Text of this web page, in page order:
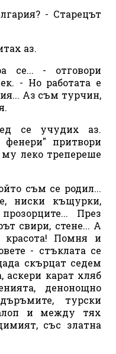
- Старецът
аз.
се... - отговори
- Но работата е
Аз съм турчин,
се учудих аз.
фенери" притвори
леко трепереше
съм се родил...
ниски къщурки,
През
свири, стене... А
красота! Помня и
- стъклата се
скърцат седем
аскери карат хляб
денонощно
турски
и между тях
със златна